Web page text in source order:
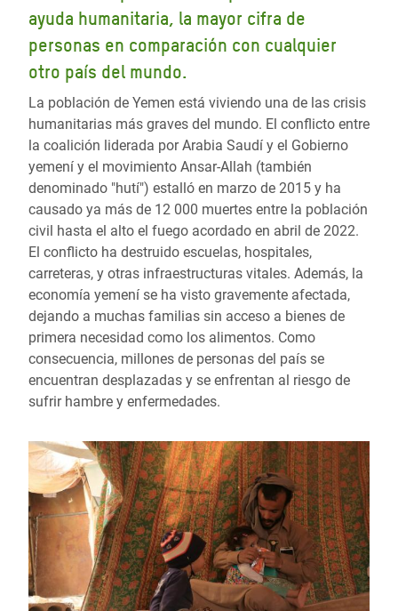
ayuda humanitaria, la mayor cifra de
personas en comparación con cualquier
otro país del mundo.
La población de Yemen está viviendo una de las crisis
humanitarias más graves del mundo. El conflicto entre
la coalición liderada por Arabia Saudí y el Gobierno
yemení y el movimiento Ansar-Allah (también
denominado "hutí") estalló en marzo de 2015 y ha
causado ya más de 12 000 muertes entre la población
civil hasta el alto el fuego acordado en abril de 2022.
El conflicto ha destruido escuelas, hospitales,
carreteras, y otras infraestructuras vitales. Además, la
economía yemení se ha visto gravemente afectada,
dejando a muchas familias sin acceso a bienes de
primera necesidad como los alimentos. Como
consecuencia, millones de personas del país se
encuentran desplazadas y se enfrentan al riesgo de
sufrir hambre y enfermedades.